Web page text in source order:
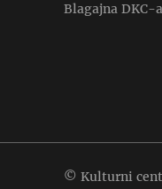
Blagajna DKC-
© Kulturni